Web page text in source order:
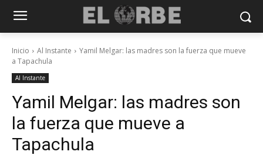
Inicio Al Instante
Yamil Melgar: las madres son la fuerza que mueve
a Tapachula
Al Instante
Yamil Melgar: las madres son
la fuerza que mueve a
Tapachula